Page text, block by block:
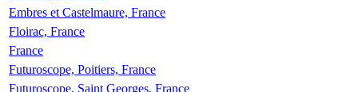
Embres et Castelmaure, France
Floirac, France
France
Futuroscope, Poitiers, France
Futuroscope, Saint Georges, France